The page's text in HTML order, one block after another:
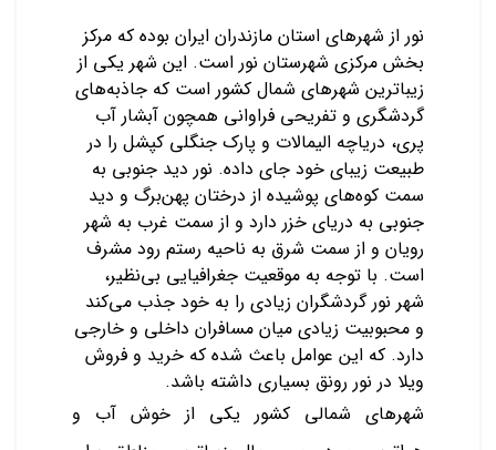
نور از شهرهای استان مازندران ایران بوده که مرکز
بخش مرکزی شهرستان نور است. این شهر یکی از
زیباترین شهرهای شمال کشور است که جاذبه‌های
گردشگری و تفریحی فراوانی همچون آبشار آب
پری، دریاچه الیمالات و پارک جنگلی کپشل را در
طبیعت زیبای خود جای داده. نور دید جنوبی به
سمت کوه‌های پوشیده از درختان پهن‌برگ و دید
جنوبی به دریای خزر دارد و از سمت غرب به شهر
رویان و از سمت شرق به ناحیه رستم رود مشرف
است. با توجه به موقعیت جغرافیایی بی‌نظیر،
شهر نور گردشگران زیادی را به خود جذب می‌کند
و محبوبیت زیادی میان مسافران داخلی و خارجی
دارد. که این عوامل باعث شده که خرید و فروش
ویلا در نور رونق بسیاری داشته باشد.
شهرهای شمالی کشور یکی از خوش آب و